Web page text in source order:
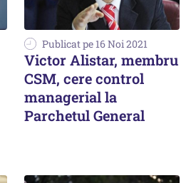
Publicat pe 16 Noi 2021
Victor Alistar, membru
CSM, cere control
managerial la
Parchetul General